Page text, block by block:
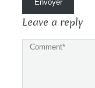
Leave a reply